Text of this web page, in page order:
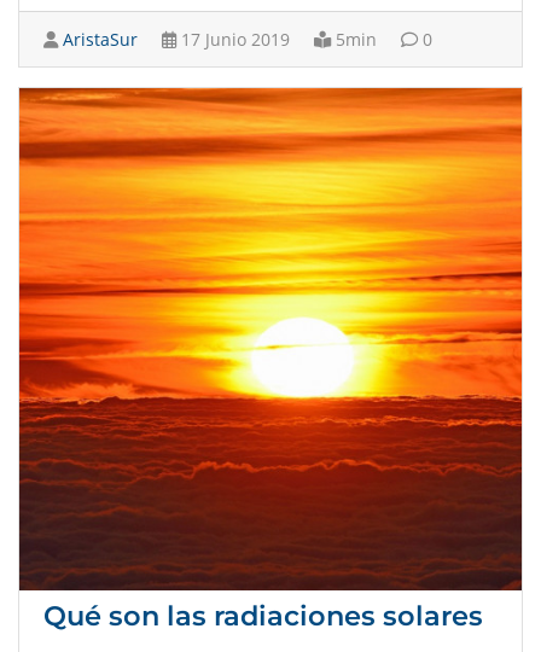
AristaSur 17 Junio 2019 5min 0
Qué son las radiaciones solares